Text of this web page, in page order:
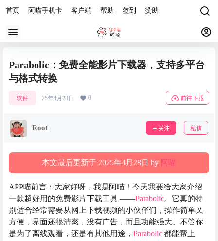
首页 阿喵手机卡 客户端 帮助 签到 赞助
Parabolic：免费全能影片下载器，支持多平台
与格式转换
软件 25年4月28日 0 前往下载
Root 关注 私信
本文最后更新于 2025年4月28日 by 阿喵
APP喵前言：大家好呀，我是阿喵！今天我要给大家介绍
一款超好用的免费影片下载工具 ——Parabolic。它真的特
别适合经常需要从网上下载视频的小伙伴们，操作简单又
方便，界面还很清爽，没有广告，而且功能强大。不管你
是为了离线观看，还是有其他用途， Parabolic 都能帮上